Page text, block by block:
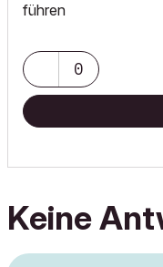
führen
0
Keine